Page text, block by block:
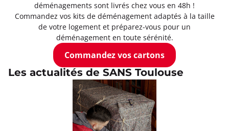
déménagements sont livrés chez vous en 48h !
Commandez vos kits de déménagement adaptés à la taille
de votre logement et préparez-vous pour un
déménagement en toute sérénité.
Commandez vos cartons
Les actualités de SANS Toulouse